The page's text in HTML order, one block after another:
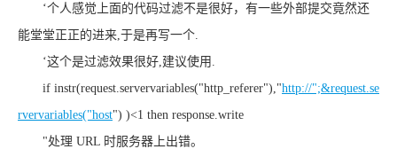
‘个人感觉上面的代码过滤不是很好，有一些外部提交竟然还
能堂堂正正的进来,于是再写一个.
‘这个是过滤效果很好,建议使用.
if instr(request.servervariables("http_referer"),"http://";&request.se
rvervariables("host") )<1 then response.write
"处理 URL 时服务器上出错。